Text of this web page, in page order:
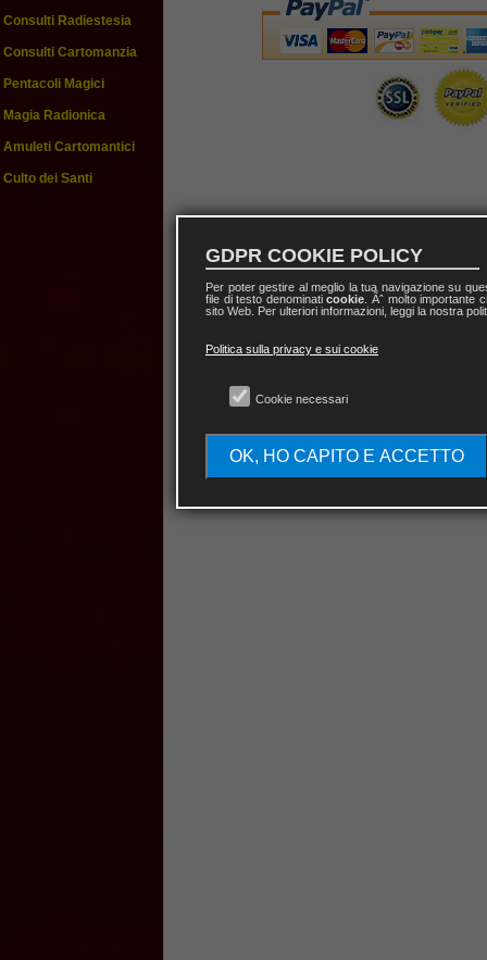
Consulti Radiestesia
Consulti Cartomanzia
Pentacoli Magici
Magia Radionica
Amuleti Cartomantici
Culto dei Santi
GDPR COOKIE POLICY
Per poter gestire al meglio la tua navigazione su
file di testo denominaticookie . Ãˆ molto
sito Web. Per ulteriori informazioni, leggi la nostra
Politica sulla privacy e sui cookie
Cookie necessari
OK, HO CAPITO E ACCETTO